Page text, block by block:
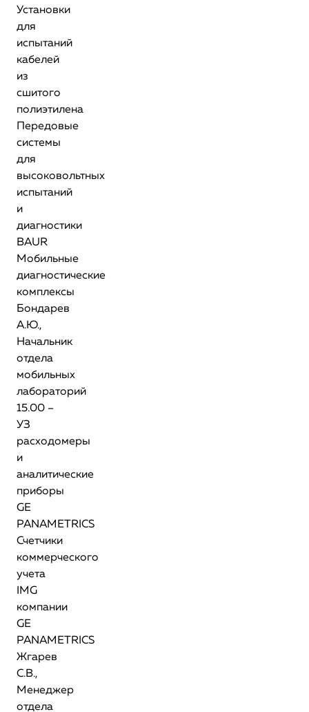
Установки
для
испытаний
кабелей
из
сшитого
полиэтилена
Передовые
системы
для
высоковольтных
испытаний
и
диагностики
BAUR
Мобильные
диагностические
комплексы
Бондарев
А.Ю.,
Начальник
отдела
мобильных
лабораторий
15.00 –
УЗ
расходомеры
и
аналитические
приборы
GE
PANAMETRICS
Счетчики
коммерческого
учета
IMG
компании
GE
PANAMETRICS
Жгарев
С.В.,
Менеджер
отдела